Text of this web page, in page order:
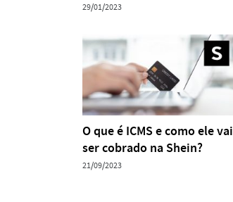
29/01/2023
O que é ICMS e como ele vai
ser cobrado na Shein?
21/09/2023